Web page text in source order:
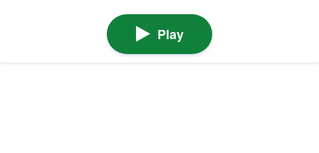
Play